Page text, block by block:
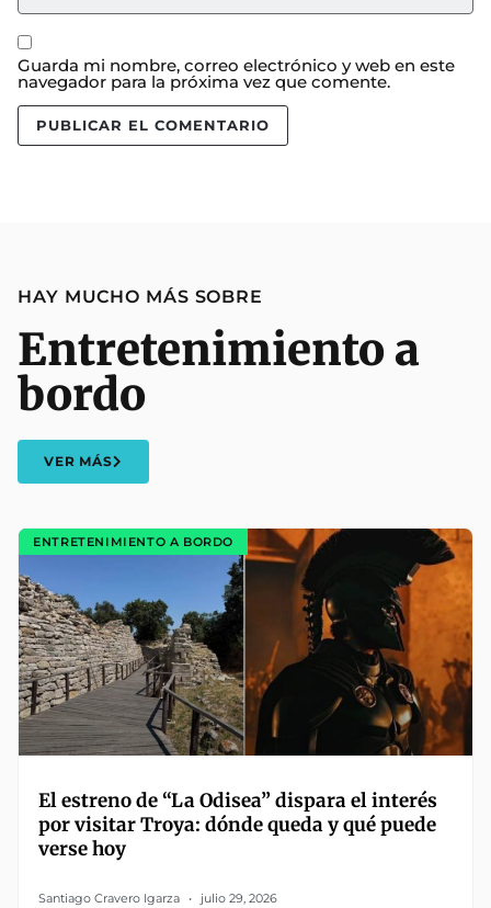
Guarda mi nombre, correo electrónico y web en este
navegador para la próxima vez que comente.
HAY MUCHO MÁS SOBRE
Entretenimiento a
bordo
VER MÁS
ENTRETENIMIENTO A BORDO
El estreno de “La Odisea” dispara el interés
por visitar Troya: dónde queda y qué puede
verse hoy
Santiago Cravero Igarza julio 29, 2026